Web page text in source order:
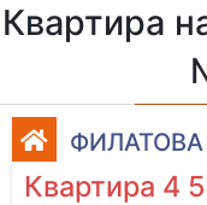
Квартира
ФИЛАТОВА
Квартира 4